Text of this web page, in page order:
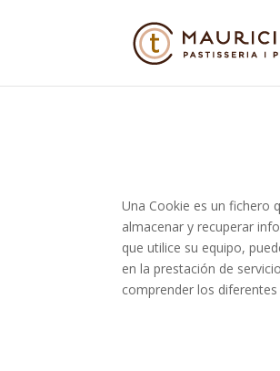
Una Cookie es un fichero
almacenar y recuperar
que utilice su equipo,
en la prestación de
comprender los